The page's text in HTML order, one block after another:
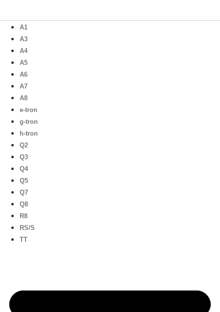
A1
A3
A4
A5
A6
A7
A8
e-tron
g-tron
h-tron
Q2
Q3
Q4
Q5
Q7
Q8
R8
RS/S
TT